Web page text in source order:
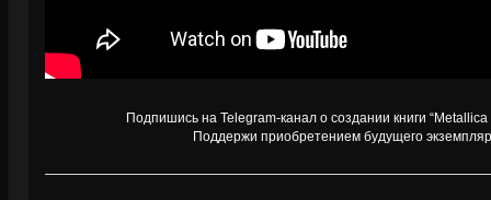
Подпишись на Telegram-канал о создании книги “Metallica
Поддержи приобретением будущего